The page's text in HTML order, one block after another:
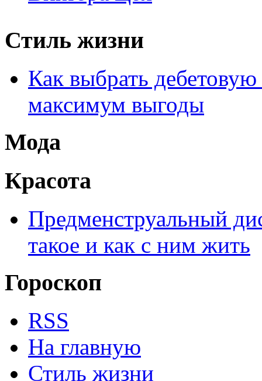
Стиль жизни
Как выбрать дебетовую
максимум выгоды
Мода
Красота
Предменструальный
такое и как с ним жить
Гороскоп
RSS
На главную
Стиль жизни